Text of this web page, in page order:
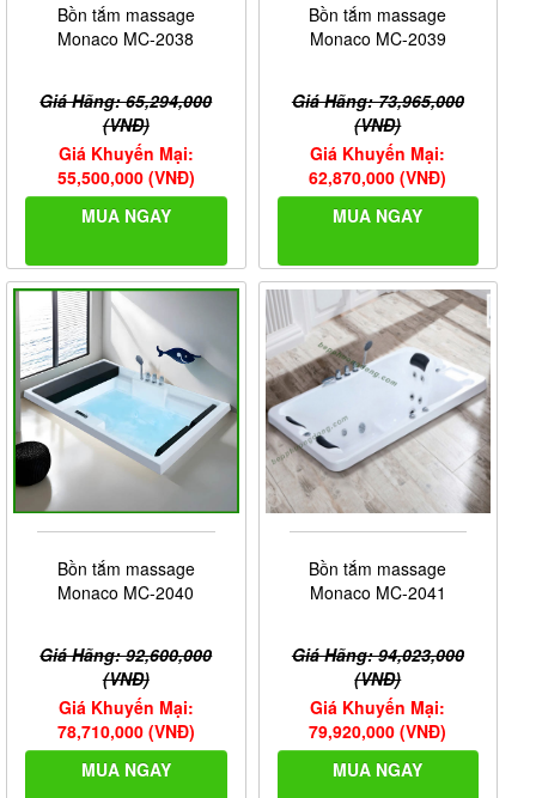
Bồn tắm massage
Monaco MC-2038
Giá Hãng: 65,294,000
(VNĐ)
Giá Khuyến Mại:
55,500,000 (VNĐ)
MUA NGAY
Bồn tắm massage
Monaco MC-2039
Giá Hãng: 73,965,000
(VNĐ)
Giá Khuyến Mại:
62,870,000 (VNĐ)
MUA NGAY
Bồn tắm massage
Monaco MC-2040
Giá Hãng: 92,600,000
(VNĐ)
Giá Khuyến Mại:
78,710,000 (VNĐ)
MUA NGAY
Bồn tắm massage
Monaco MC-2041
Giá Hãng: 94,023,000
(VNĐ)
Giá Khuyến Mại:
79,920,000 (VNĐ)
MUA NGAY